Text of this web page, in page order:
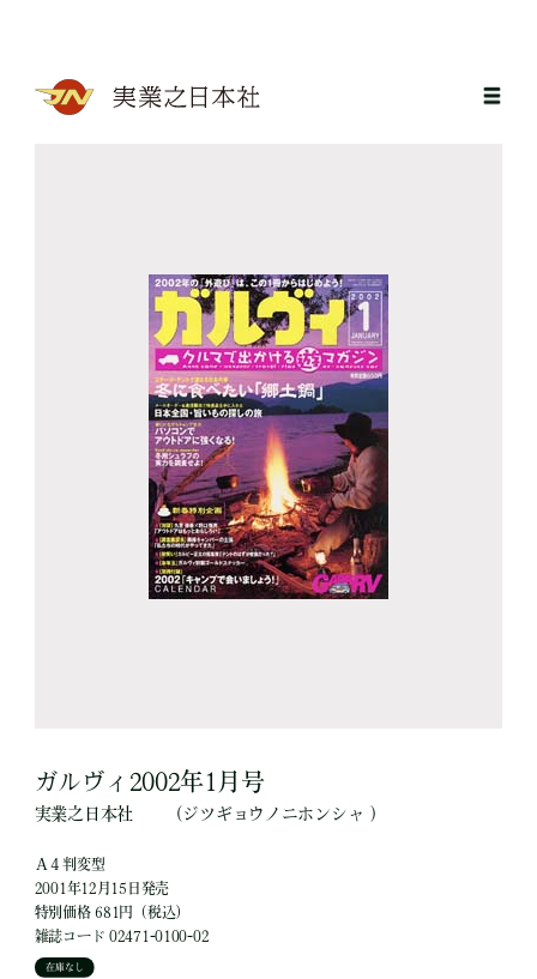
ガルヴィ2002年1月号
実業之日本社 （ジツギョウノニホンシャ ）
Ａ４判変型
2001年12月15日発売
特別価格 681円（税込）
雑誌コード 02471-0100-02
在庫なし